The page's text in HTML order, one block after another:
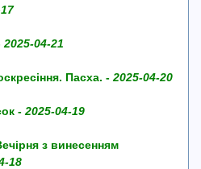
2025-04-21
Пасха. - 2025-04-20
- 2025-04-19
з винесенням
18